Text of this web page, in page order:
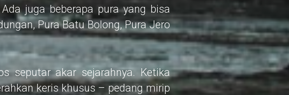
juga beberapa pura yang bisa
Pura Batu Bolong, Pura Jero
seputar akar sejarahnya. Ketika
keris khusus – pedang mirip